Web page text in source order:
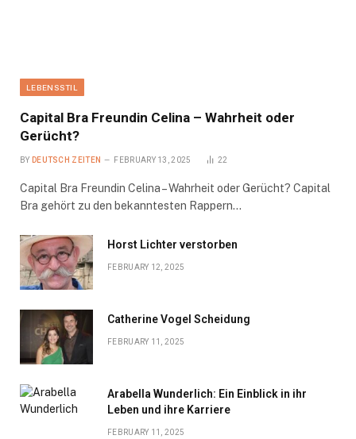
LEBENSSTIL
Capital Bra Freundin Celina – Wahrheit oder
Gerücht?
BY DEUTSCH ZEITEN FEBRUARY 13, 2025 22
Capital Bra Freundin Celina – Wahrheit oder Gerücht? Capital
Bra gehört zu den bekanntesten Rappern…
Horst Lichter verstorben
FEBRUARY 12, 2025
Catherine Vogel Scheidung
FEBRUARY 11, 2025
Arabella Wunderlich: Ein Einblick in ihr
Leben und ihre Karriere
FEBRUARY 11, 2025